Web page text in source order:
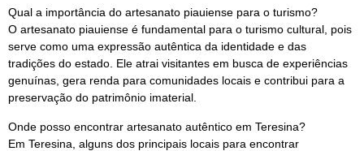
Qual a importância do artesanato piauiense para o turismo?
O artesanato piauiense é fundamental para o turismo cultural, pois
serve como uma expressão autêntica da identidade e das
tradições do estado. Ele atrai visitantes em busca de experiências
genuínas, gera renda para comunidades locais e contribui para a
preservação do patrimônio imaterial.
Onde posso encontrar artesanato autêntico em Teresina?
Em Teresina, alguns dos principais locais para encontrar